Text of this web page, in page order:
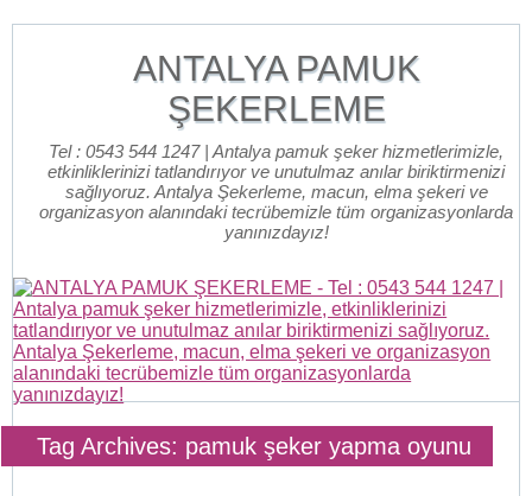
ANTALYA PAMUK
ŞEKERLEME
Tel : 0543 544 1247 | Antalya pamuk şeker hizmetlerimizle,
etkinliklerinizi tatlandırıyor ve unutulmaz anılar biriktirmenizi
sağlıyoruz. Antalya Şekerleme, macun, elma şekeri ve
organizasyon alanındaki tecrübemizle tüm organizasyonlarda
yanınızdayız!
Tag Archives: pamuk şeker yapma oyunu